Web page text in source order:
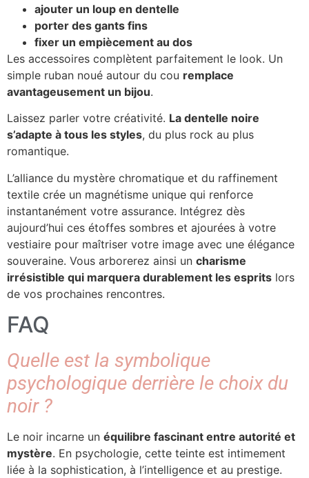
ajouter un loup en dentelle
porter des gants fins
fixer un empiècement au dos
Les accessoires complètent parfaitement le look. Un
simple ruban noué autour du cou remplace
avantageusement un bijou.
Laissez parler votre créativité. La dentelle noire
s’adapte à tous les styles, du plus rock au plus
romantique.
L’alliance du mystère chromatique et du raffinement
textile crée un magnétisme unique qui renforce
instantanément votre assurance. Intégrez dès
aujourd’hui ces étoffes sombres et ajourées à votre
vestiaire pour maîtriser votre image avec une élégance
souveraine. Vous arborerez ainsi un charisme
irrésistible qui marquera durablement les esprits lors
de vos prochaines rencontres.
FAQ
Quelle est la symbolique
psychologique derrière le choix du
noir ?
Le noir incarne un équilibre fascinant entre autorité et
mystère. En psychologie, cette teinte est intimement
liée à la sophistication, à l’intelligence et au prestige.